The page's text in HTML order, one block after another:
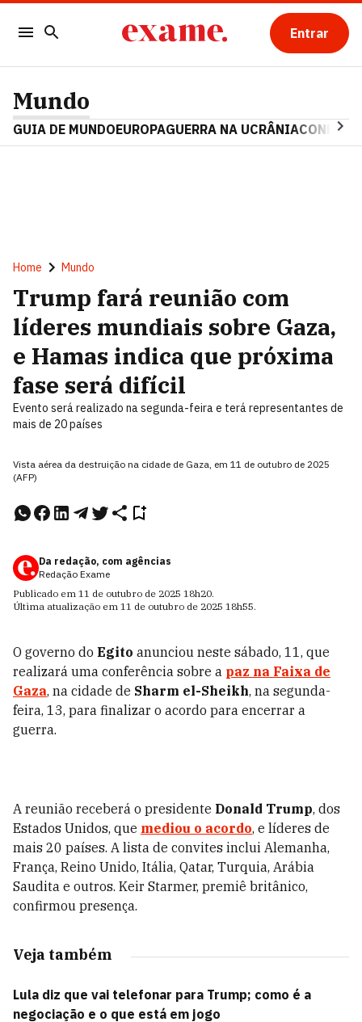
Entrar
Mundo
GUIA DE MUNDOEUROPAGUERRA NA UCRÂNIA
Home Mundo
Trump fará reunião com
líderes mundiais sobre Gaza,
e Hamas indica que próxima
fase será difícil
Evento será realizado na segunda-feira e terá representantes de
mais de 20 países
Vista aérea da destruição na cidade de Gaza, em 11 de outubro de 2025
(AFP)
Da redação, com agências
Redação Exame
Publicado em 11 de outubro de 2025 18h20.
Última atualização em 11 de outubro de 2025 18h55.
O governo do Egito anunciou neste sábado, 11, que
realizará uma conferência sobre a paz na Faixa de
Gaza, na cidade de Sharm el-Sheikh, na segunda-
feira, 13, para finalizar o acordo para encerrar a
guerra.
A reunião receberá o presidente Donald Trump, dos
Estados Unidos, que mediou o acordo, e líderes de
mais 20 países. A lista de convites inclui Alemanha,
França, Reino Unido, Itália, Qatar, Turquia, Arábia
Saudita e outros. Keir Starmer, premiê britânico,
confirmou presença.
Veja também
Lula diz que vai telefonar para Trump; como é a
negociação e o que está em jogo